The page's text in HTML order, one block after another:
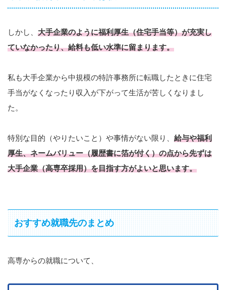
しかし、 大手企業のように福利厚生（住宅手当等）が充実し
ていなかったり、給料も低い水準に留まります。
私も大手企業から中規模の特許事務所に転職したときに住宅
手当がなくなったり収入が下がって生活が苦しくなりまし
た。
特別な目的（やりたいこと）や事情がない限り、 給与や福利
厚生、ネームバリュー（履歴書に箔が付く）の点から先ずは
大手企業（高専卒採用）を目指す方がよいと思います。
おすすめ就職先のまとめ
高専からの就職について、